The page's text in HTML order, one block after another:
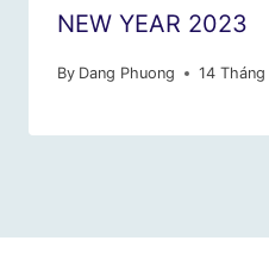
NEW YEAR 2023
By Dang Phuong 14